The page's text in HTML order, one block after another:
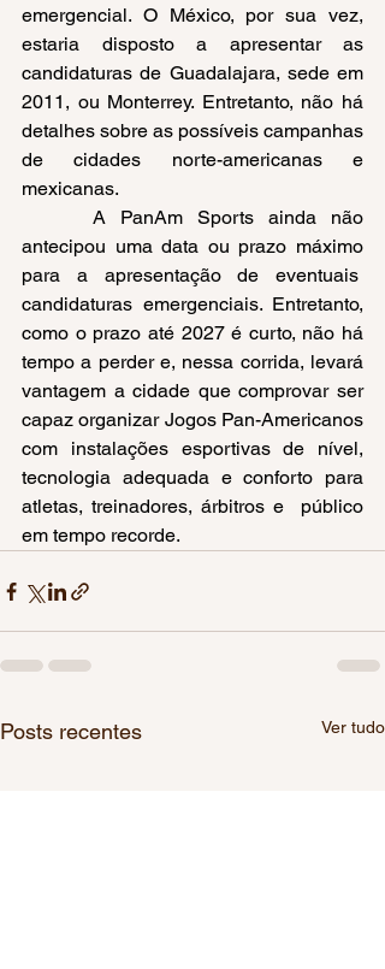
emergencial. O México, por sua vez,
estaria disposto a apresentar as
candidaturas de Guadalajara, sede em
2011, ou Monterrey. Entretanto, não há
detalhes sobre as possíveis campanhas
de cidades norte-americanas e
mexicanas.
A PanAm Sports ainda não
antecipou uma data ou prazo máximo
para a apresentação de eventuais
candidaturas emergenciais. Entretanto,
como o prazo até 2027 é curto, não há
tempo a perder e, nessa corrida, levará
vantagem a cidade que comprovar ser
capaz organizar Jogos Pan-Americanos
com instalações esportivas de nível,
tecnologia adequada e conforto para
atletas, treinadores, árbitros e  público
em tempo recorde.
Posts recentes Ver tudo